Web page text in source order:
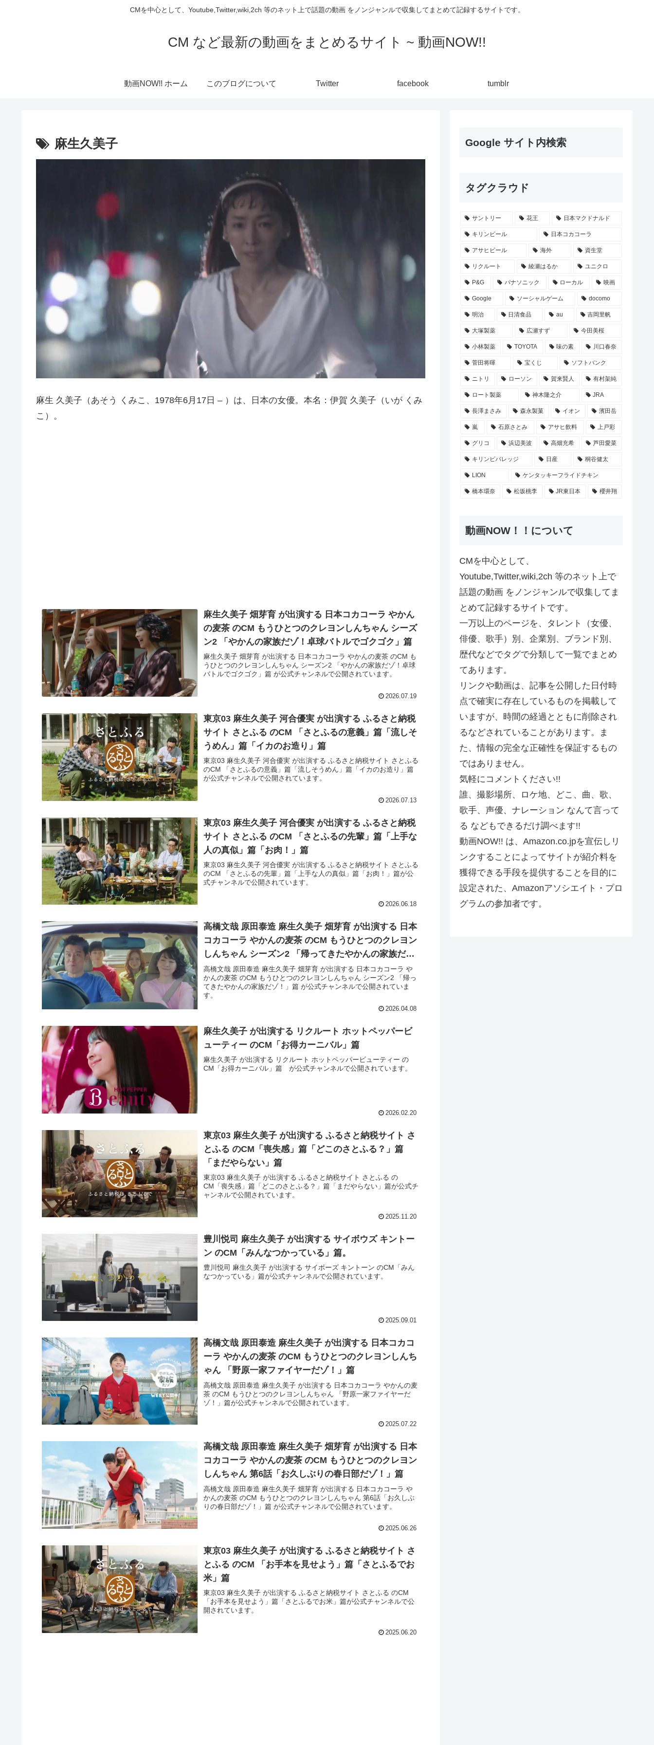
CMを中心として、Youtube,Twitter,wiki,2ch 等のネット上で話題の動画 をノンジャンルで収集してまとめて記録するサイトです。
CM など最新の動画をまとめるサイト ~ 動画NOW!!
動画NOW!! ホーム このブログについて Twitter facebook tumblr
麻生久美子
麻生 久美子（あそう くみこ、1978年6月17日 – ）は、日本の女優。本名：伊賀 久美子（いが くみ
こ）。
麻生久美子 畑芽育 が出演する 日本コカコーラ やかん
の麦茶 のCM もうひとつのクレヨンしんちゃん シーズ
ン2 「やかんの家族だゾ！卓球バトルでゴクゴク」篇
麻生久美子 畑芽育 が出演する 日本コカコーラ やかんの麦茶 のCM も
うひとつのクレヨンしんちゃん シーズン2 「やかんの家族だゾ！卓球
バトルでゴクゴク」篇 が公式チャンネルで公開されています。
2026.07.19
東京03 麻生久美子 河合優実 が出演する ふるさと納税
サイト さとふる のCM 「さとふるの意義」篇「流しそ
うめん」篇「イカのお造り」篇
東京03 麻生久美子 河合優実 が出演する ふるさと納税サイト さとふる
のCM 「さとふるの意義」篇「流しそうめん」篇「イカのお造り」篇
が公式チャンネルで公開されています。
2026.07.13
東京03 麻生久美子 河合優実 が出演する ふるさと納税
サイト さとふる のCM 「さとふるの先輩」篇「上手な
人の真似」篇「お肉！」篇
東京03 麻生久美子 河合優実 が出演する ふるさと納税サイト さとふる
のCM 「さとふるの先輩」篇「上手な人の真似」篇「お肉！」篇が公
式チャンネルで公開されています。
2026.06.18
高橋文哉 原田泰造 麻生久美子 畑芽育 が出演する 日本
コカコーラ やかんの麦茶 のCM もうひとつのクレヨン
しんちゃん シーズン2 「帰ってきたやかんの家族だ
ゾ！」篇
高橋文哉 原田泰造 麻生久美子 畑芽育 が出演する 日本コカコーラ や
かんの麦茶 のCM もうひとつのクレヨンしんちゃん シーズン2 「帰っ
てきたやかんの家族だゾ！」篇 が公式チャンネルで公開されていま
す。
2026.04.08
麻生久美子 が出演する リクルート ホットペッパービ
ューティー のCM「お得カーニバル」篇
麻生久美子 が出演する リクルート ホットペッパービューティー の
CM「お得カーニバル」篇 が公式チャンネルで公開されています。
2026.02.20
東京03 麻生久美子 が出演する ふるさと納税サイト さ
とふる のCM「喪失感」篇「どこのさとふる？」篇
「まだやらない」篇
東京03 麻生久美子 が出演する ふるさと納税サイト さとふる の
CM「喪失感」篇「どこのさとふる？」篇「まだやらない」篇が公式チ
ャンネルで公開されています。
2025.11.20
豊川悦司 麻生久美子 が出演する サイボウズ キントー
ン のCM「みんなつかっている」篇。
豊川悦司 麻生久美子 が出演する サイボーズ キントーン のCM「みん
なつかっている」篇が公式チャンネルで公開されています。
2025.09.01
高橋文哉 原田泰造 麻生久美子 が出演する 日本コカコ
ーラ やかんの麦茶 のCM もうひとつのクレヨンしんち
ゃん 「野原一家ファイヤーだゾ！」篇
高橋文哉 原田泰造 麻生久美子 が出演する 日本コカコーラ やかんの麦
茶 のCM もうひとつのクレヨンしんちゃん 「野原一家ファイヤーだ
ゾ！」篇が公式チャンネルで公開されています。
2025.07.22
高橋文哉 原田泰造 麻生久美子 畑芽育 が出演する 日本
コカコーラ やかんの麦茶 のCM もうひとつのクレヨン
しんちゃん 第6話「お久しぶりの春日部だゾ！」篇
高橋文哉 原田泰造 麻生久美子 畑芽育 が出演する 日本コカコーラ や
かんの麦茶 のCM もうひとつのクレヨンしんちゃん 第6話「お久しぶ
りの春日部だゾ！」篇 が公式チャンネルで公開されています。
2025.06.26
東京03 麻生久美子 が出演する ふるさと納税サイト さ
とふる のCM 「お手本を見せよう」篇「さとふるでお
米」篇
東京03 麻生久美子 が出演する ふるさと納税サイト さとふる のCM
「お手本を見せよう」篇「さとふるでお米」篇が公式チャンネルで公
開されています。
2025.06.20
Google サイト内検索
タグクラウド
サントリー 花王 日本マクドナルド
キリンビール 日本コカコーラ
アサヒビール 海外 資生堂
リクルート 綾瀬はるか ユニクロ
P&G パナソニック ローカル 映画
Google ソーシャルゲーム docomo
明治 日清食品 au 吉岡里帆
大塚製薬 広瀬すず 今田美桜
小林製薬 TOYOTA 味の素 川口春奈
菅田将暉 宝くじ ソフトバンク
ニトリ ローソン 賀来賢人 有村架純
ロート製薬 神木隆之介 JRA
長澤まさみ 森永製菓 イオン 濱田岳
嵐 石原さとみ アサヒ飲料 上戸彩
グリコ 浜辺美波 高畑充希 芦田愛菜
キリンビバレッジ 日産 桐谷健太
LION ケンタッキーフライドチキン
橋本環奈 松坂桃李 JR東日本 櫻井翔
動画NOW！！について
CMを中心として、
Youtube,Twitter,wiki,2ch 等のネット上で
話題の動画 をノンジャンルで収集してま
とめて記録するサイトです。
一万以上のページを、タレント（女優、
俳優、歌手）別、企業別、ブランド別、
歴代などでタグで分類して一覧でまとめ
てあります。
リンクや動画は、記事を公開した日付時
点で確実に存在しているものを掲載して
いますが、時間の経過とともに削除され
るなどされていることがあります。ま
た、情報の完全な正確性を保証するもの
ではありません。
気軽にコメントください!!
誰、撮影場所、ロケ地、どこ、曲、歌、
歌手、声優、ナレーション なんて言って
る などもできるだけ調べます!!
動画NOW!! は、Amazon.co.jpを宣伝しリ
ンクすることによってサイトが紹介料を
獲得できる手段を提供することを目的に
設定された、Amazonアソシエイト・プロ
グラムの参加者です。